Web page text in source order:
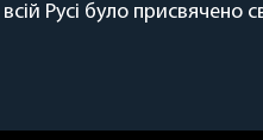
Русі було присвячено